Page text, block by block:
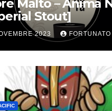
Malto – Anima
Stout]
2023